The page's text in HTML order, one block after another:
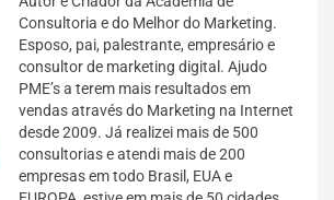
Consultoria e do Melhor do Marketing.
Esposo, pai, palestrante, empresário e
consultor de marketing digital. Ajudo
PME’s a terem mais resultados em
vendas através do Marketing na Internet
desde 2009. Já realizei mais de 500
consultorias e atendi mais de 200
empresas em todo Brasil, EUA e